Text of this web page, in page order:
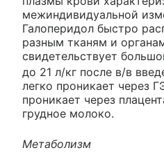
межиндивидуальной
Галоперидол быстро
разным тканям и
свидетельствует
до 21 л/кг после в/в
легко проникает через
проникает через
грудное молоко.
Метаболизм